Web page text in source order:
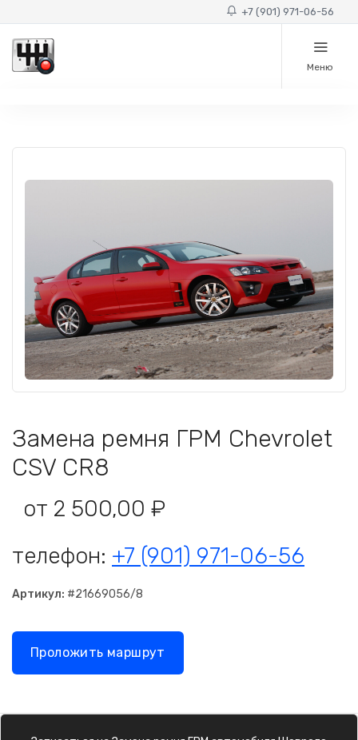
+7 (901) 971-06-56
Меню
Замена ремня ГРМ Chevrolet
CSV CR8
от 2 500,00 ₽
телефон: +7 (901) 971-06-56
Артикул: #21669056/8
Проложить маршрут